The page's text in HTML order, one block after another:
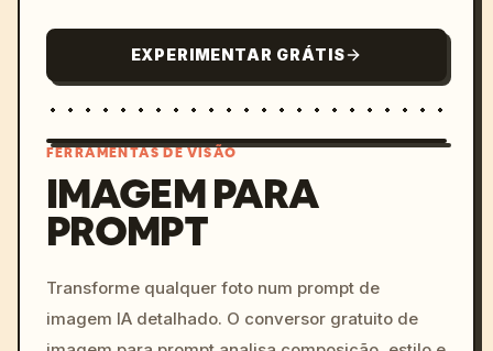
EXPERIMENTAR GRÁTIS
colors, 8k --v 6.0
FERRAMENTAS DE VISÃO
IMAGEM PARA
PROMPT
Transforme qualquer foto num prompt de
imagem IA detalhado. O conversor gratuito de